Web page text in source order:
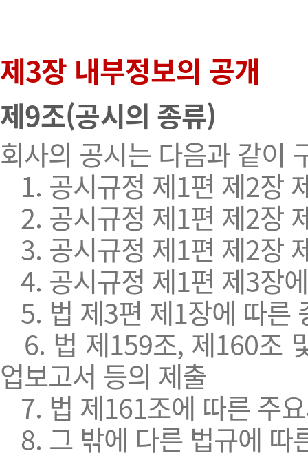
제3장 내부정보의 공개
제9조(공시의 종류)
회사의 공시는 다음과 같이
1. 공시규정 제1편 제2장
2. 공시규정 제1편 제2장
3. 공시규정 제1편 제2장
4. 공시규정 제1편 제3장
5. 법 제3편 제1장에 따른
6. 법 제159조, 제160조
업보고서 등의 제출
7. 법 제161조에 따른 주
8. 그 밖에 다른 법규에 따